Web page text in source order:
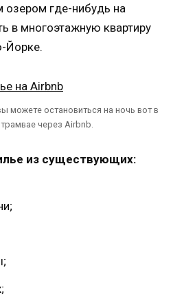
где-нибудь на
в многоэтажную квартиру
Йорке.
можете остановиться на ночь вот в
через Airbnb.
из существующих: